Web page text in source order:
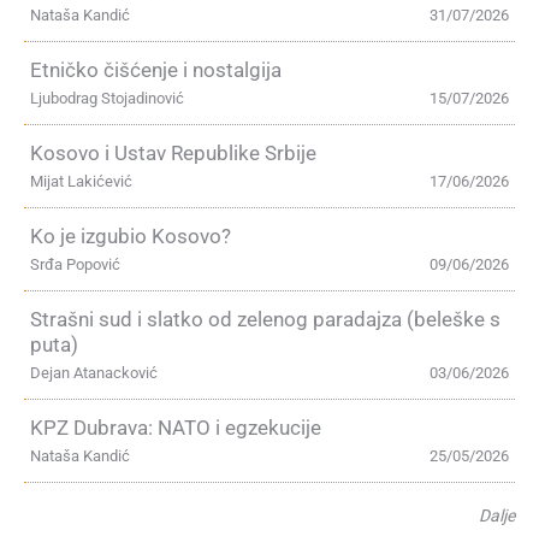
31/07/2026
Nataša Kandić
Etničko čišćenje i nostalgija
15/07/2026
Ljubodrag Stojadinović
Kosovo i Ustav Republike Srbije
17/06/2026
Mijat Lakićević
Ko je izgubio Kosovo?
09/06/2026
Srđa Popović
Strašni sud i slatko od zelenog paradajza (beleške s
puta)
03/06/2026
Dejan Atanacković
KPZ Dubrava: NATO i egzekucije
25/05/2026
Nataša Kandić
Dalje